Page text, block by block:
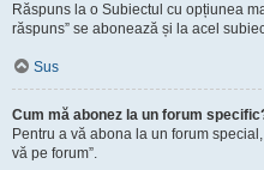
Răspuns la o Subiectul cu opțiunea
răspuns” se abonează și la acel
Sus
Cum mă abonez la un forum
Pentru a vă abona la un forum
vă pe forum”.